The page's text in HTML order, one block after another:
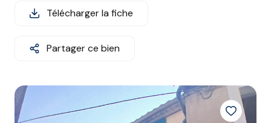
LOCATION
NOS
PARTENAIRES
Télécharger la fiche
Partager ce bien